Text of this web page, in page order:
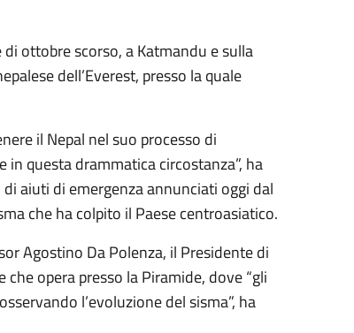
ottobre scorso, a Katmandu e sulla
dell’Everest, presso la quale
il Nepal nel suo processo di
questa drammatica circostanza”, ha
aiuti di emergenza annunciati oggi dal
che ha colpito il Paese centroasiatico.
Agostino Da Polenza, il Presidente di
opera presso la Piramide, dove “gli
l’evoluzione del sisma”, ha